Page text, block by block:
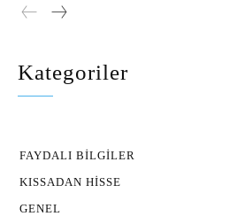
Kategoriler
FAYDALI BILGILER
KISSADAN HISSE
GENEL